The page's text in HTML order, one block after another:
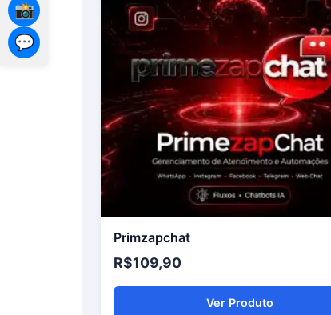
Primzapchat
R$109,90
Ver Produto
📸
💬